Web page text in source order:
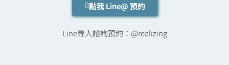
點我 Line@ 預約
Line專人諮詢預約：@realizing